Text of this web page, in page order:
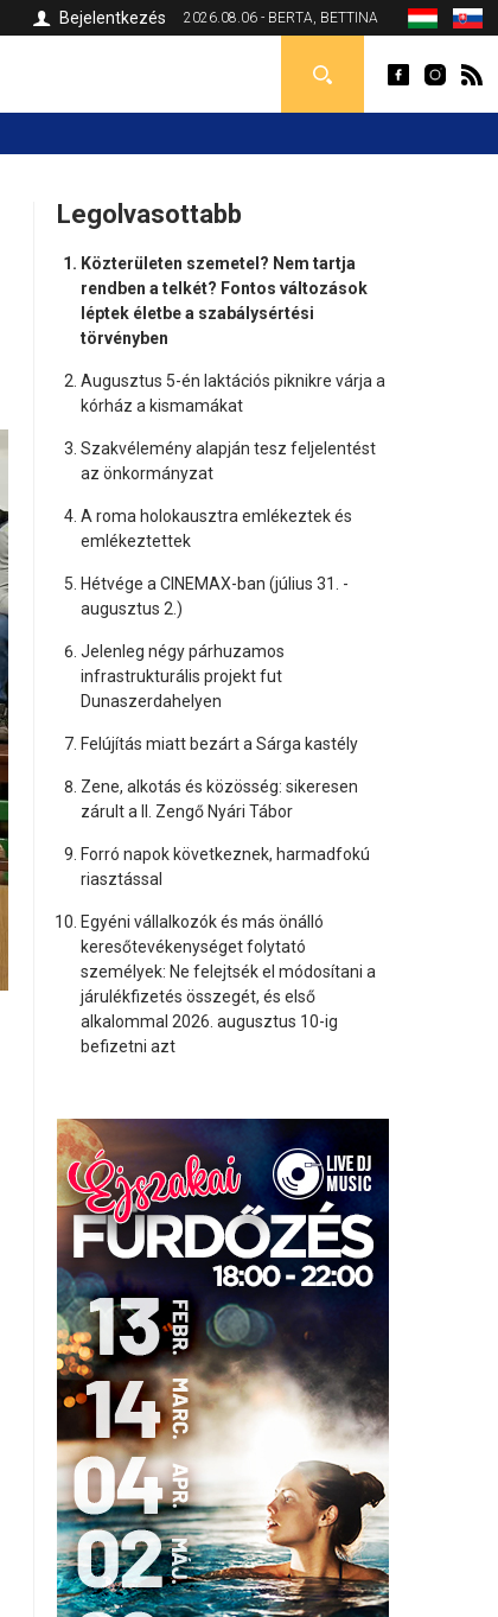
2026.08.06 - BERTA, BETTINA
Bejelentkezés
Legolvasottabb
Közterületen szemetel? Nem tartja
rendben a telkét? Fontos változások
léptek életbe a szabálysértési
törvényben
Augusztus 5-én laktációs piknikre várja a
kórház a kismamákat
Szakvélemény alapján tesz feljelentést
az önkormányzat
A roma holokausztra emlékeztek és
emlékeztettek
Hétvége a CINEMAX-ban (július 31. -
augusztus 2.)
Jelenleg négy párhuzamos
infrastrukturális projekt fut
Dunaszerdahelyen
Felújítás miatt bezárt a Sárga kastély
Zene, alkotás és közösség: sikeresen
zárult a II. Zengő Nyári Tábor
Forró napok következnek, harmadfokú
riasztással
Egyéni vállalkozók és más önálló
keresőtevékenységet folytató
személyek: Ne felejtsék el módosítani a
járulékfizetés összegét, és első
alkalommal 2026. augusztus 10-ig
befizetni azt